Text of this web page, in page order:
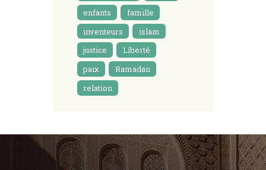
enfants
famille
inventeurs
islam
justice
Liberté
paix
Ramadan
relation